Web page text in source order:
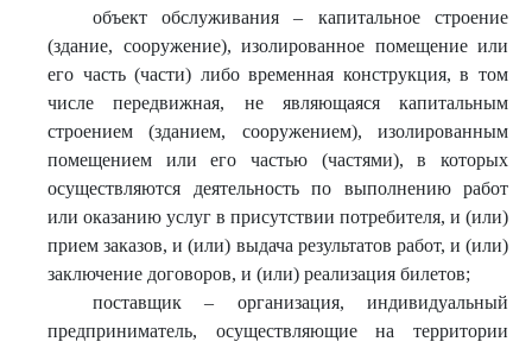
объект обслуживания – капитальное строение
(здание, сооружение), изолированное помещение или
его часть (части) либо временная конструкция, в том
числе передвижная, не являющаяся капитальным
строением (зданием, сооружением), изолированным
помещением или его частью (частями), в которых
осуществляются деятельность по выполнению работ
или оказанию услуг в присутствии потребителя, и (или)
прием заказов, и (или) выдача результатов работ, и (или)
заключение договоров, и (или) реализация билетов;
поставщик – организация, индивидуальный
предприниматель, осуществляющие на территории